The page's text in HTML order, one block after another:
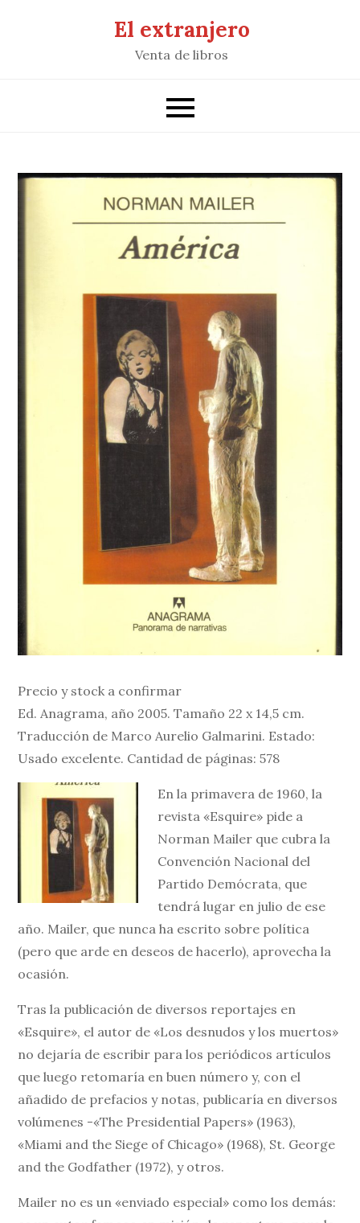
El extranjero
Venta de libros
Precio y stock a confirmar
Ed. Anagrama, año 2005. Tamaño 22 x 14,5 cm.
Traducción de Marco Aurelio Galmarini. Estado:
Usado excelente. Cantidad de páginas: 578
En la primavera de 1960, la
revista «Esquire» pide a
Norman Mailer que cubra la
Convención Nacional del
Partido Demócrata, que
tendrá lugar en julio de ese
año. Mailer, que nunca ha escrito sobre política
(pero que arde en deseos de hacerlo), aprovecha la
ocasión.
Tras la publicación de diversos reportajes en
«Esquire», el autor de «Los desnudos y los muertos»
no dejaría de escribir para los periódicos artículos
que luego retomaría en buen número y, con el
añadido de prefacios y notas, publicaría en diversos
volúmenes -«The Presidential Papers» (1963),
«Miami and the Siege of Chicago» (1968), St. George
and the Godfather (1972), y otros.
Mailer no es un «enviado especial» como los demás: